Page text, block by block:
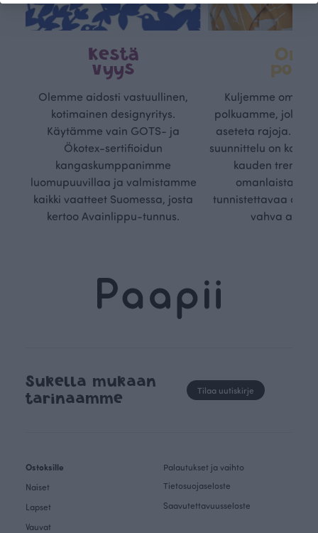
Kestä
vyys
Olemme aidosti vastuullinen,
kotimainen designyritys.
Käytämme vain GOTS- ja
Ökotex-sertifioidun
kangaskumppanimme
luomupuuvillaa ja valmistamme
kaikki vaatteet Suomessa, josta
kertoo Avainlippu-tunnus.
Oma
Kuljemme omaa,
polkuamme, jolla
aseteta rajoja.
suunnittelu on
kauden
omanlaista,
tunnistettavaa
vahva
Sukella mukaan
tarinaamme
Tilaa uutiskirje
Ostoksille
Naiset
Lapset
Vauvat
Palautukset ja vaihto
Tietosuojaseloste
Saavutettavuusseloste